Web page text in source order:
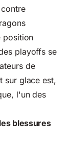
position
playoffs se
de
sur glace est,
l'un des
blessures